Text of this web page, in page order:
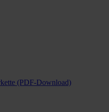
(PDF-Download)